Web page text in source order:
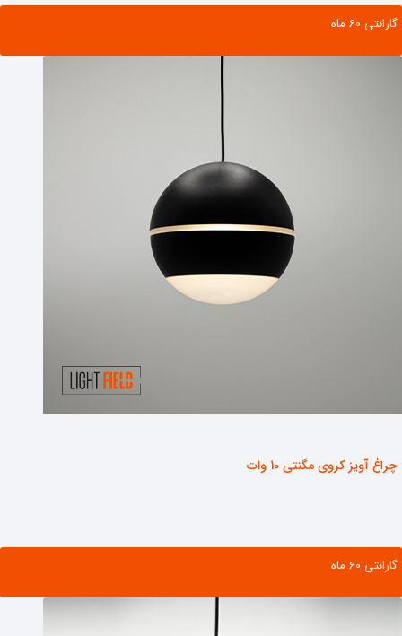
گارانتی ‌60 ماه
چراغ آویز کروی مگنتی 10 وات
گارانتی ‌60 ماه